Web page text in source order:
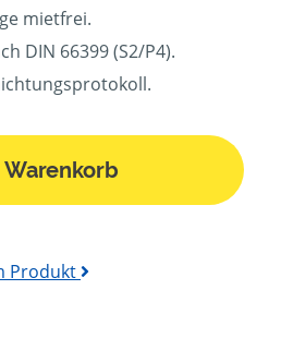
mietfrei.
DIN 66399 (S2/P4).
Produkt